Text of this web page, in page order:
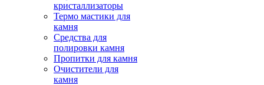
кристаллизаторы
Термо мастики для
камня
Средства для
полировки камня
Пропитки для камня
Очистители для
камня